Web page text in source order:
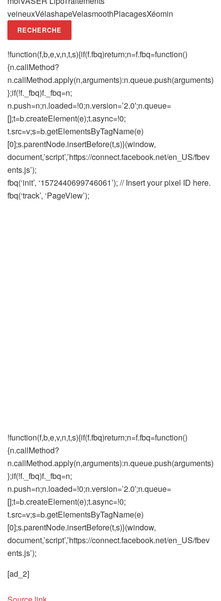
veineuxVélashapeVelasmoothPlacagesXéomin
RECHERCHE
!function(f,b,e,v,n,t,s){if(f.fbq)return;n=f.fbq=function()
{n.callMethod?
n.callMethod.apply(n,arguments):n.queue.push(arguments)
};if(!f._fbq)f._fbq=n;
n.push=n;n.loaded=!0;n.version=’2.0′;n.queue=
[];t=b.createElement(e);t.async=!0;
t.src=v;s=b.getElementsByTagName(e)
[0];s.parentNode.insertBefore(t,s)}(window,
document,’script’,’https://connect.facebook.net/en_US/fbev
ents.js’);
fbq(‘init’, ‘1572440699746061’); // Insert your pixel ID here.
fbq(‘track’, ‘PageView’);
!function(f,b,e,v,n,t,s){if(f.fbq)return;n=f.fbq=function()
{n.callMethod?
n.callMethod.apply(n,arguments):n.queue.push(arguments)
};if(!f._fbq)f._fbq=n;
n.push=n;n.loaded=!0;n.version=’2.0′;n.queue=
[];t=b.createElement(e);t.async=!0;
t.src=v;s=b.getElementsByTagName(e)
[0];s.parentNode.insertBefore(t,s)}(window,
document,’script’,’https://connect.facebook.net/en_US/fbev
ents.js’);
[ad_2]